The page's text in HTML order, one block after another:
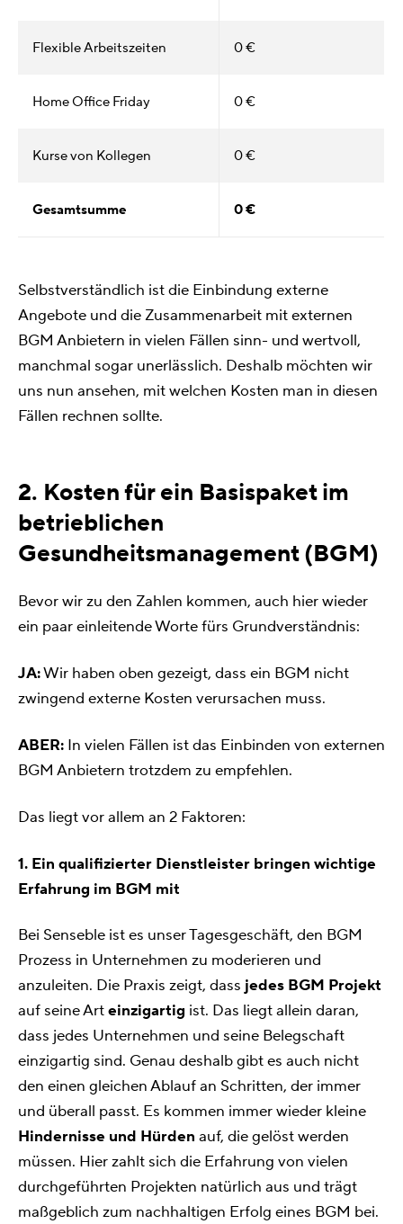
Flexible Arbeitszeiten 0 €
Home Office Friday 0 €
Kurse von Kollegen 0 €
Gesamtsumme 0 €
Selbstverständlich ist die Einbindung externe
Angebote und die Zusammenarbeit mit externen
BGM Anbietern in vielen Fällen sinn- und wertvoll,
manchmal sogar unerlässlich. Deshalb möchten wir
uns nun ansehen, mit welchen Kosten man in diesen
Fällen rechnen sollte.
2. Kosten für ein Basispaket im
betrieblichen
Gesundheitsmanagement (BGM)
Bevor wir zu den Zahlen kommen, auch hier wieder
ein paar einleitende Worte fürs Grundverständnis:
JA:Wir haben oben gezeigt, dass ein BGM nicht
zwingend externe Kosten verursachen muss.
ABER: In vielen Fällen ist das Einbinden von externen
BGM Anbietern trotzdem zu empfehlen.
Das liegt vor allem an 2 Faktoren:
1. Ein qualifizierter Dienstleister bringen wichtige
Erfahrung im BGM mit
Bei Senseble ist es unser Tagesgeschäft, den BGM
Prozess in Unternehmen zu moderieren und
anzuleiten. Die Praxis zeigt, dass jedes BGM Projekt
auf seine Arteinzigartig ist. Das liegt allein daran,
dass jedes Unternehmen und seine Belegschaft
einzigartig sind. Genau deshalb gibt es auch nicht
den einen gleichen Ablauf an Schritten, der immer
und überall passt. Es kommen immer wieder kleine
Hindernisse und Hürden auf, die gelöst werden
müssen. Hier zahlt sich die Erfahrung von vielen
durchgeführten Projekten natürlich aus und trägt
maßgeblich zum nachhaltigen Erfolg eines BGM bei.